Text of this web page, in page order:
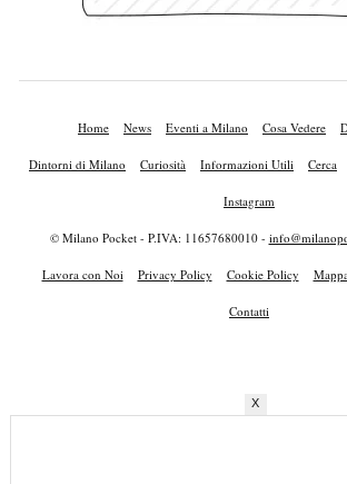
Home News Eventi a Milano Cosa Vedere
Dintorni di Milano Curiosità Informazioni Utili Cerca
Instagram
© Milano Pocket - P.IVA: 11657680010 -
Lavora con Noi Privacy Policy Cookie Policy
Contatti
X